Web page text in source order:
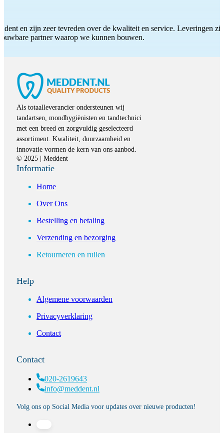
en zijn zeer tevreden over de kwaliteit en service. Leveringen
partner waarop we kunnen bouwen.
Als totaalleverancier ondersteunen wij
tandartsen, mondhygiënisten en tandtechnici
met een breed en zorgvuldig geselecteerd
assortiment. Kwaliteit, duurzaamheid en
innovatie vormen de kern van ons aanbod.
© 2025 | Meddent
Informatie
Home
Over Ons
Bestelling en betaling
Verzending en bezorging
Retourneren en ruilen
Help
Algemene voorwaarden
Privacyverklaring
Contact
Contact
020-2619643
info@meddent.nl
Volg ons op Social Media voor updates over nieuwe producten!